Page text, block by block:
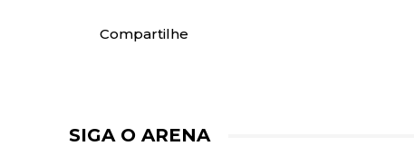
Compartilhe
SIGA O ARENA